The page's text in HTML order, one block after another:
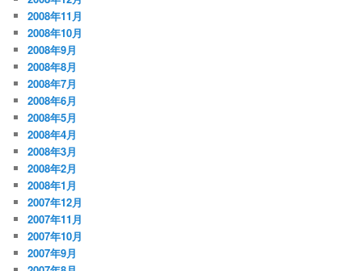
2008年11月
2008年10月
2008年9月
2008年8月
2008年7月
2008年6月
2008年5月
2008年4月
2008年3月
2008年2月
2008年1月
2007年12月
2007年11月
2007年10月
2007年9月